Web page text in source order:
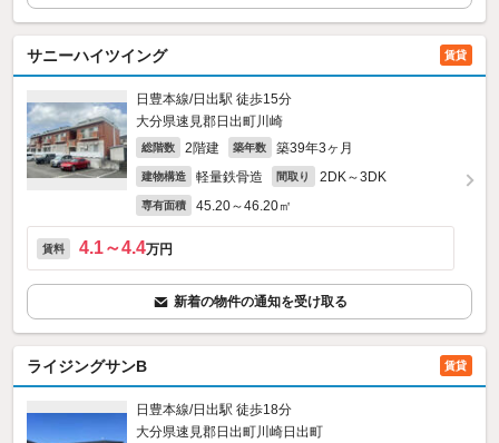
サニーハイツイング 賃貸
日豊本線/日出駅 徒歩15分
大分県速見郡日出町川崎
総階数 2階建 築年数 築39年3ヶ月
建物構造 軽量鉄骨造 間取り 2DK～3DK
専有面積 45.20～46.20㎡
賃料 4.1～4.4万円
新着の物件の通知を受け取る
ライジングサンB 賃貸
日豊本線/日出駅 徒歩18分
大分県速見郡日出町川崎日出町